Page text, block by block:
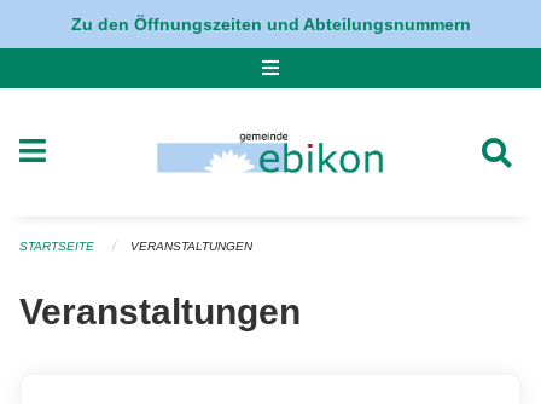
Navigation überspringen
Zu den Öffnungszeiten und Abteilungsnummern
STARTSEITE VERANSTALTUNGEN
Veranstaltungen